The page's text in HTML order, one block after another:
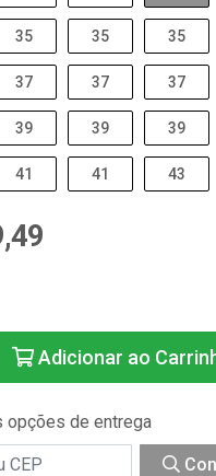
35 35 35
37 37 37
39 39 39
41 41 43
Adicionar ao
opções de entrega